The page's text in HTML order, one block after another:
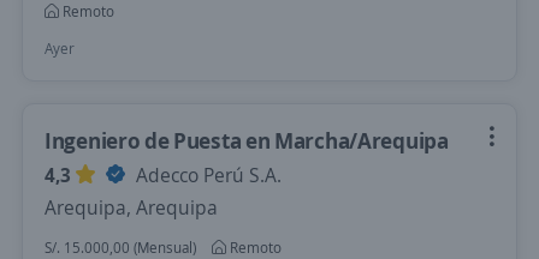
Remoto
Ayer
Ingeniero de Puesta en Marcha/Arequipa
4,3
Adecco Perú S.A.
Arequipa, Arequipa
S/. 15.000,00 (Mensual)
Remoto